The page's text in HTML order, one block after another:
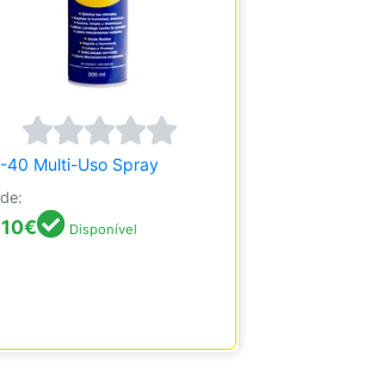
40 Multi-Uso Spray
10€ Disponível